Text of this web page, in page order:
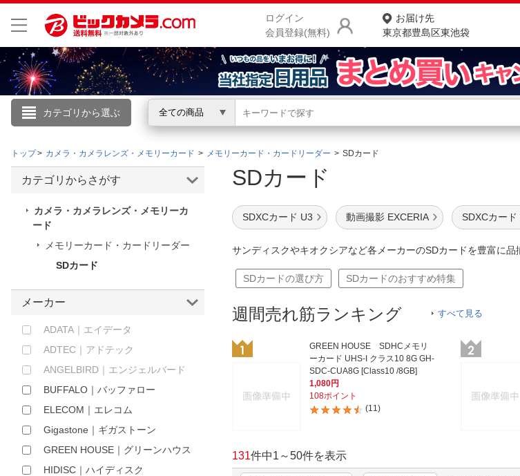
ログイン
会員登録(無料)
お届け先
東京都豊島区東池袋
カテゴリから選ぶ 全ての商品
こんにちは
ログイン
会員メニュー
ほしいもの
お知らせ
ランキングからさがす
お客様サポート
ご利用ガイド
よくある質問・お問合せ
ご利用規約
トップ カメラ・カメラレンズ・メモリーカード メモリーカード・カードリーダー SDカード
SDカード
SDXCカード U3 動画撮影 EXCERIA SDXCカー
サンディスクやキオクシアなど各メーカーのSDカードを豊富に品
SDカードの選び方 SDカードのおすすめ特集
週間売れ筋ランキング すべて見る
GREEN HOUSE SDHCメモリ
ーカード UHS-I クラス10 8G GH-
SDC-CUA8G [Class10 /8GB]
1,080円
108ポイント
(11)
131件中1 ～50件を表示
カテゴリからさがす
カメラ・カメラレンズ・メモリーカ
ード
メモリーカード・カードリーダー
SDカード
メーカー
ADATA｜エイデータ
ADTEC｜アドテック
ANGELBIRD｜エンジェルバード
BUFFALO｜バッファロー
ELECOM｜エレコム
Gigastone｜ギガストーン
GREEN HOUSE｜グリーンハウス
HIDISC｜ハイディスク